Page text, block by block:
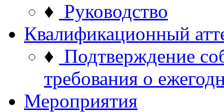
♦ Руководство
Квалификационный
♦ Подтверждение
требования о
Мероприятия